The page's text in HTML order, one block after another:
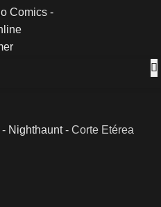
- Nighthaunt- Corte Etérea